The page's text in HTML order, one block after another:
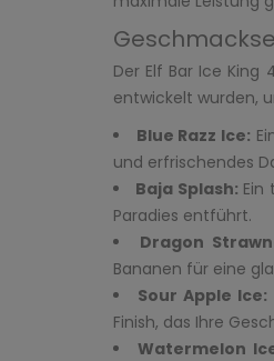
Der Elf Bar Ice
entwickelt wurden,
Blue Razz Ice:
und erfrischendes
Baja Splash: Ein
Paradies entführt.
Dragon
Bananen für eine
Sour Apple Ice:
Finish, das Ihre
Watermelon